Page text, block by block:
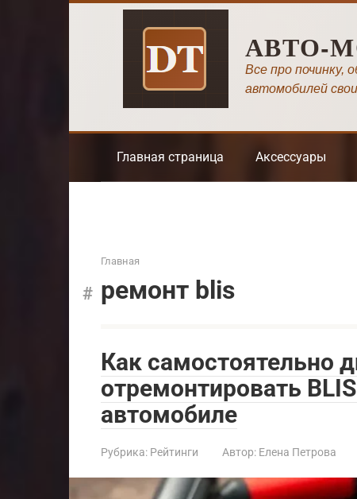
АВТО-
Все про починку,
автомобилей
Главная страница Аксессуары
Главная
ремонт blis
Как самостоятельно
отремонтировать
автомобиле
Рубрика: Рейтинги Автор: Елена Петрова